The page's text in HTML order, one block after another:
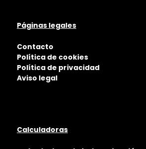
Páginas legales
Contacto
Política de cookies
Política de privacidad
Aviso legal
Calculadoras